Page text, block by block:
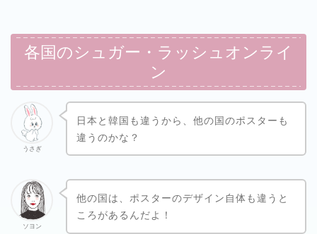
各国のシュガー・ラッシュオンライ
ン
うさぎ
日本と韓国も違うから、他の国のポスターも
違うのかな？
ソヨン
他の国は、ポスターのデザイン自体も違うと
ころがあるんだよ！